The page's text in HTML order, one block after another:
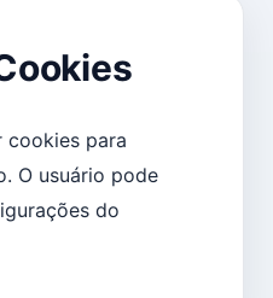
cookies para
O usuário pode
do